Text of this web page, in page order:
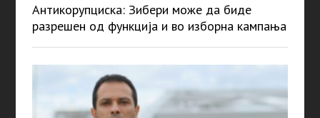
Антикорупциска: Зибери може да биде
разрешен од функција и во изборна кампања